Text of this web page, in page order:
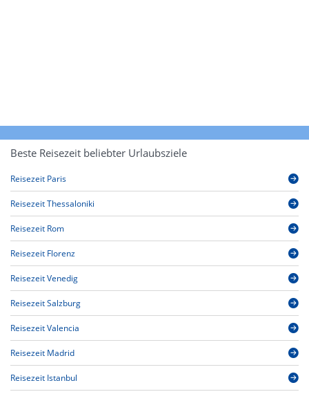
Beste Reisezeit beliebter Urlaubsziele
Reisezeit Paris
Reisezeit Thessaloniki
Reisezeit Rom
Reisezeit Florenz
Reisezeit Venedig
Reisezeit Salzburg
Reisezeit Valencia
Reisezeit Madrid
Reisezeit Istanbul